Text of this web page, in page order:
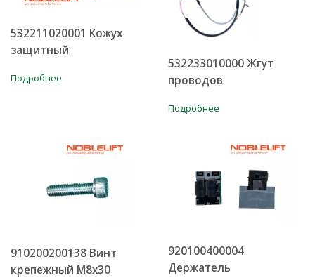
532211020001 Кожух
защитный
Подробнее
532233010000 Жгут
проводов
Подробнее
910200200138 Винт
крепежный M8x30
920100400004
Держатель